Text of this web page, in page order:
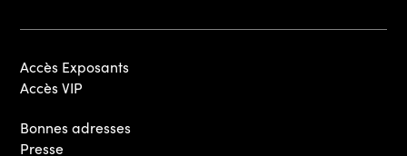
Accès Exposants
Accès VIP
Bonnes adresses
Presse